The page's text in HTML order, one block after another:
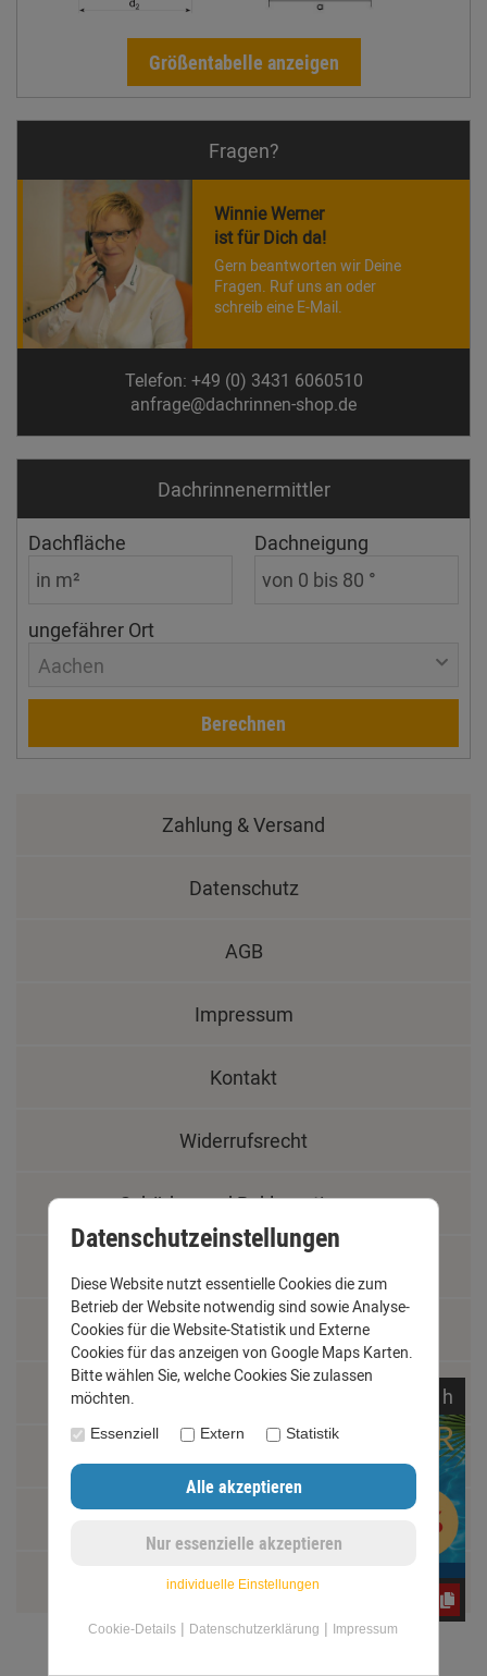
Größentabelle anzeigen
Fragen?
Winnie Werner
ist für Dich da!
Gern beantworten wir Deine
Fragen. Ruf uns an oder
schreib eine E-Mail.
Telefon: +49 (0) 3431 6060510
anfrage@dachrinnen-shop.de
Dachrinnen­ermittler
Dachfläche Dachneigung
ungefährer Ort
Aachen
Berechnen
Zahlung & Versand
Datenschutz
AGB
Impressum
Kontakt
Widerrufsrecht
Schäden und Reklamationen
Materialkunde
Größentabelle
h
Datenschutzeinstellungen
Diese Website nutzt essentielle Cookies die zum
Betrieb der Website notwendig sind sowie Analyse-
Cookies für die Website-Statistik und Externe
Cookies für das anzeigen von Google Maps Karten.
Bitte wählen Sie, welche Cookies Sie zulassen
möchten.
Essenziell Extern Statistik
individuelle Einstellungen
Cookie-Details | Datenschutzerklärung | Impressum